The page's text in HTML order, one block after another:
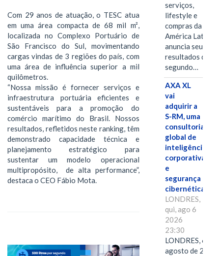
Com 29 anos de atuação, o TESC atua
em uma área compacta de 68 mil m²,
localizada no Complexo Portuário de
São Francisco do Sul, movimentando
cargas vindas de 3 regiões do país, com
uma área de influência superior a mil
quilômetros.
“Nossa missão é fornecer serviços e
infraestrutura portuária eficientes e
sustentáveis para a promoção do
comércio marítimo do Brasil. Nossos
resultados, refletidos neste ranking, têm
demonstrado capacidade técnica e
planejamento estratégico para
sustentar um modelo operacional
multipropósito, de alta performance”,
destaca o CEO Fábio Mota.
serviços,
lifestyle e
compras da
América Latina
anuncia seus
resultados do
segundo…
AXA XL
vai
adquirir a
S-RM, uma
consultoria
global de
inteligência
corporativa
e
segurança
cibernética
LONDRES,
qui, ago 6
2026
23:30
LONDRES, 6 de
agosto de 2026